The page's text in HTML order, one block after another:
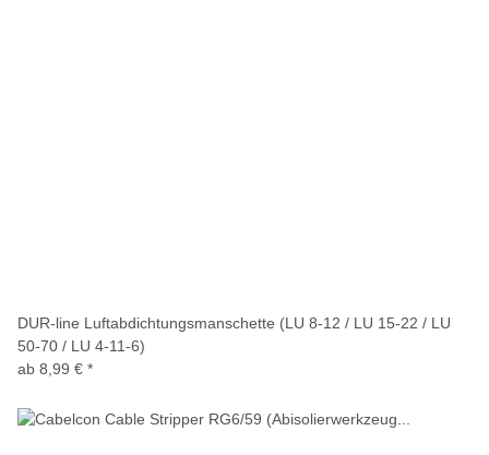
DUR-line Luftabdichtungsmanschette (LU 8-12 / LU 15-22 / LU
50-70 / LU 4-11-6)
ab 8,99 € *